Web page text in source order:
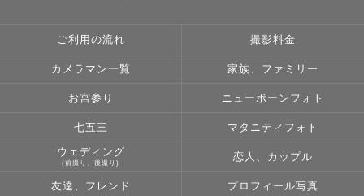
𓊆 撮影小物 𓊇
撮影イメージに合わせてご用意しますので
お気軽にご相談ください。
ご利用の流れ 撮影料金
カメラマン一覧 家族、ファミリー
お宮参り ニューボーンフォト
七五三 マタニティフォト
ウェディング
(前撮り、後撮り)
恋人、カップル
友達、フレンド プロフィール写真